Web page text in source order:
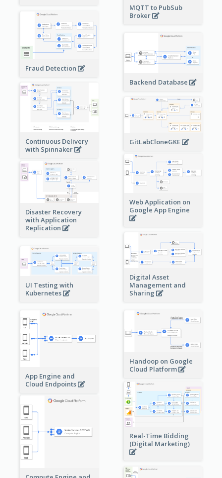
MQTT to PubSub
Broker
Fraud Detection
Backend Database
Continuous Delivery
with Spinnaker
GitLabCloneGKE
Web Application on
Google App Engine
Disaster Recovery
with Application
Replication
Digital Asset
Management and
Sharing
UI Testing with
Kubernetes
App Engine and
Cloud Endpoints
Handoop on Google
Cloud Platform
Real-Time Bidding
(Digital Marketing)